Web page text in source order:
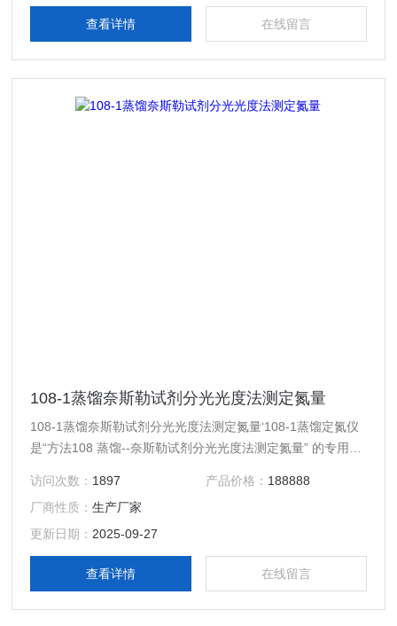
查看详情 在线留言
108-1蒸馏奈斯勒试剂分光光度法测定氮量
108-1蒸馏奈斯勒试剂分光光度法测定氮量‘108-1蒸馏定氮仪
是“方法108 蒸馏--奈斯勒试剂分光光度法测定氮量” 的专用蒸
访问次数： 1897 产品价格： 188888
厂商性质：生产厂家
更新日期： 2025-09-27
查看详情 在线留言